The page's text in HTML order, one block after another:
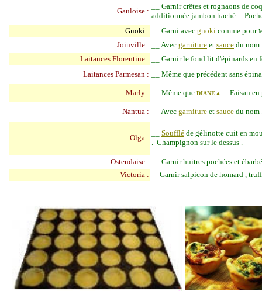
Gauloise :
Garnir crêtes et rognaons de
additionnée jambon haché .
Gnoki :
Garni avec gnoki comme pour
Joinville : Avec garniture et sauce du nom
Laitances Florentine :
Garnir le fond lit d'épinards en
Laitances Parmesan :
Même que précédent sans
Marly : Même que DIANE▲ . Faisan en
Nantua : Avec garniture et sauce du nom
Olga :
Soufflé de gélinotte cuit en
. Champignon sur le dessus .
Ostendaise :
Garnir huitres pochées et
Victoria :
Garnir salpicon de homard ,